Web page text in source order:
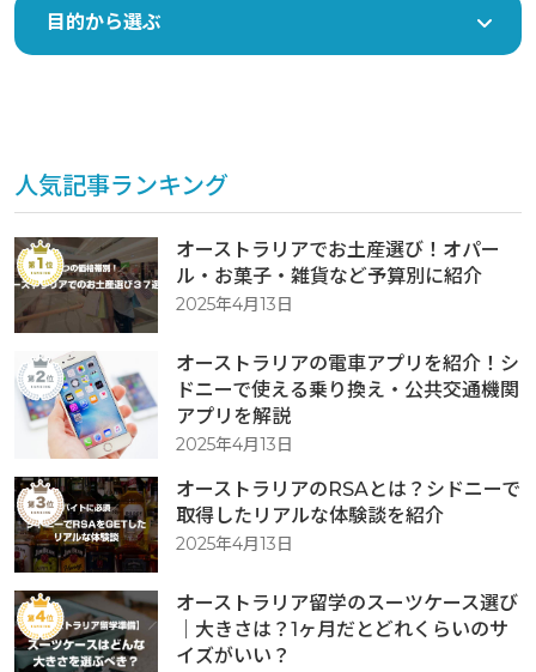
目的から選ぶ
人気記事ランキング
オーストラリアでお土産選び！オパー
ル・お菓子・雑貨など予算別に紹介
2025年4月13日
オーストラリアの電車アプリを紹介！シ
ドニーで使える乗り換え・公共交通機関
アプリを解説
2025年4月13日
オーストラリアのRSAとは？シドニーで
取得したリアルな体験談を紹介
2025年4月13日
オーストラリア留学のスーツケース選び
｜大きさは？1ヶ月だとどれくらいのサ
イズがいい？